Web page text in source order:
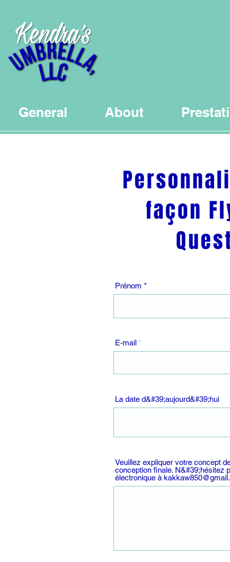
General About
façon
Prénom
E-mail
La date d&#39;aujourd&#39;hui
Veuillez expliquer votre concept
conception finale. N&#39;hésitez
électronique à